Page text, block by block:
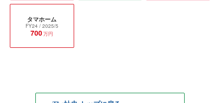
タマホーム
FY24 / 2025/5
700万円